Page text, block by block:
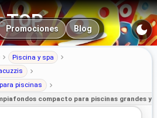
Promociones Blog
Piscina y spa
piscinas
compacto para piscinas grandes y